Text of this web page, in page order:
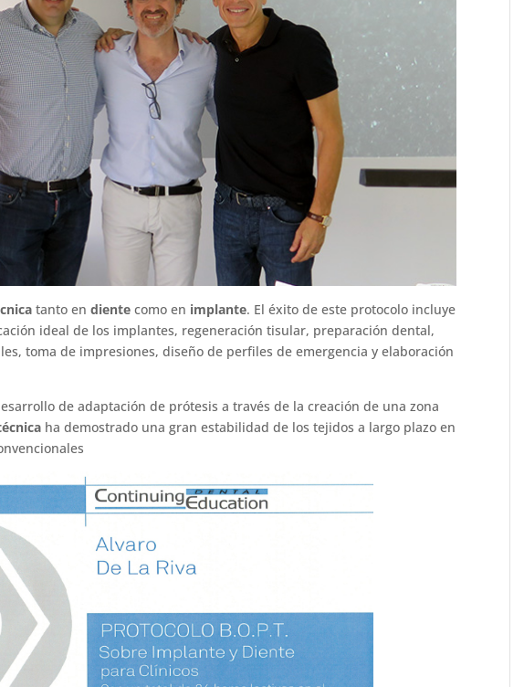
tanto endiente como en implante. El éxito de este protocolo incluye
ideal de los implantes, regeneración tisular, preparación dental,
toma de impresiones, diseño de perfiles de emergencia y elaboración
de adaptación de prótesis a través de la creación de una zona
ha demostrado una gran estabilidad de los tejidos a largo plazo en